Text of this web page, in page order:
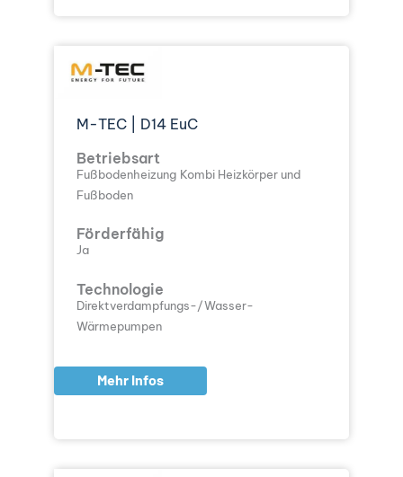
M-TEC | D14 EuC
Betriebsart
Fußbodenheizung Kombi Heizkörper und
Fußboden
Förderfähig
Ja
Technologie
Direktverdampfungs-/Wasser-
Wärmepumpen
Mehr Infos